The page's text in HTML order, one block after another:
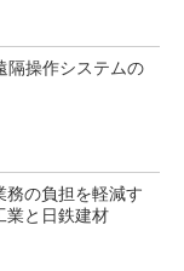
隔操作システムの
務の負担を軽減す
業と日鉄建材